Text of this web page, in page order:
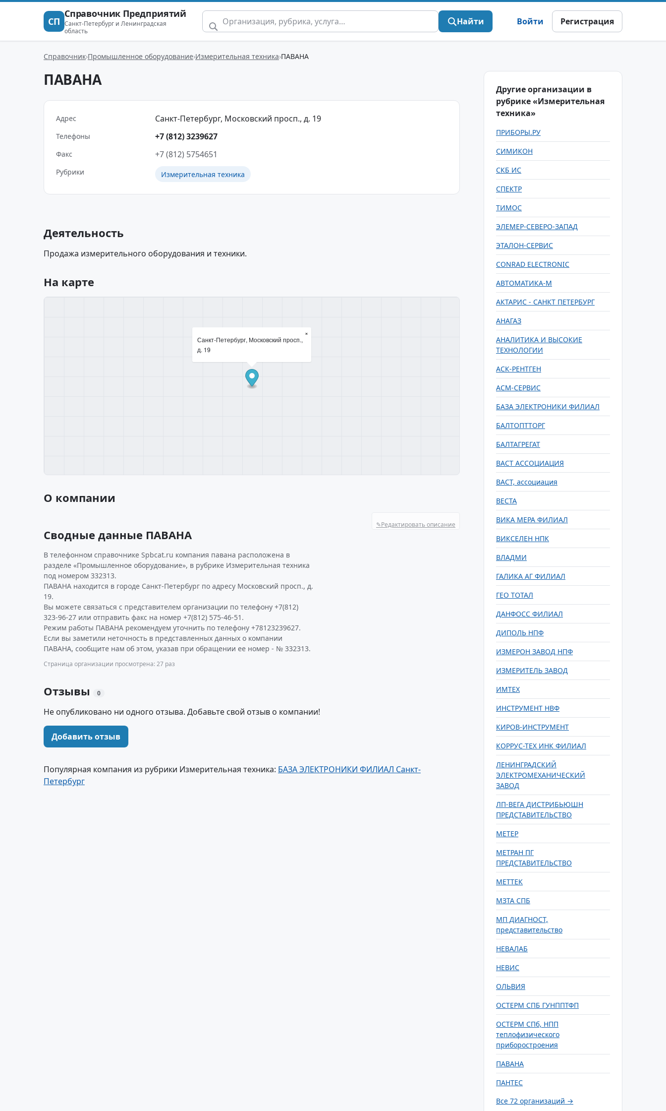
СП
Справочник Предприятий
Санкт-Петербург и Ленинградская
область
Найти Войти Регистрация
Справочник Промышленное оборудование Измерительная техника ПАВАНА
ПАВАНА
Адрес Санкт-Петербург, Московский просп., д. 19
Телефоны +7 (812) 3239627
Факс +7 (812) 5754651
Рубрики Измерительная техника
Деятельность
Продажа измерительного оборудования и техники.
На карте
Санкт-Петербург, Московский просп.,
д. 19
×
О компании
✎Редактировать описание
Сводные данные ПАВАНА
В телефонном справочнике Spbcat.ru компания павана расположена в
разделе «Промышленное оборудование», в рубрике Измерительная техника
под номером 332313.
ПАВАНА находится в городе Санкт-Петербург по адресу Московский просп., д.
19.
Вы можете связаться с представителем организации по телефону +7(812)
323-96-27 или отправить факс на номер +7(812) 575-46-51.
Режим работы ПАВАНА рекомендуем уточнить по телефону +78123239627.
Если вы заметили неточность в представленных данных о компании
ПАВАНА, сообщите нам об этом, указав при обращении ее номер - № 332313.
Страница организации просмотрена: 27 раз
Отзывы 0
Не опубликовано ни одного отзыва. Добавьте свой отзыв о компании!
Добавить отзыв
Популярная компания из рубрики Измерительная техника: БАЗА ЭЛЕКТРОНИКИ ФИЛИАЛ Санкт-
Петербург
Другие организации в
рубрике «Измерительная
техника»
ПРИБОРЫ.РУ
СИМИКОН
СКБ ИС
СПЕКТР
ТИМОС
ЭЛЕМЕР-СЕВЕРО-ЗАПАД
ЭТАЛОН-СЕРВИС
CONRAD ELECTRONIC
АВТОМАТИКА-М
АКТАРИС - САНКТ ПЕТЕРБУРГ
АНАГАЗ
АНАЛИТИКА И ВЫСОКИЕ
ТЕХНОЛОГИИ
АСК-РЕНТГЕН
АСМ-СЕРВИС
БАЗА ЭЛЕКТРОНИКИ ФИЛИАЛ
БАЛТОПТТОРГ
БАЛТАГРЕГАТ
ВАСТ АССОЦИАЦИЯ
ВАСТ, ассоциация
ВЕСТА
ВИКА МЕРА ФИЛИАЛ
ВИКСЕЛЕН НПК
ВЛАДМИ
ГАЛИКА АГ ФИЛИАЛ
ГЕО ТОТАЛ
ДАНФОСС ФИЛИАЛ
ДИПОЛЬ НПФ
ИЗМЕРОН ЗАВОД НПФ
ИЗМЕРИТЕЛЬ ЗАВОД
ИМТЕХ
ИНСТРУМЕНТ НВФ
КИРОВ-ИНСТРУМЕНТ
КОРРУС-ТЕХ ИНК ФИЛИАЛ
ЛЕНИНГРАДСКИЙ
ЭЛЕКТРОМЕХАНИЧЕСКИЙ
ЗАВОД
ЛП-ВЕГА ДИСТРИБЬЮШН
ПРЕДСТАВИТЕЛЬСТВО
МЕТЕР
МЕТРАН ПГ
ПРЕДСТАВИТЕЛЬСТВО
МЕТТЕК
МЗТА СПБ
МП ДИАГНОСТ,
представительство
НЕВАЛАБ
НЕВИС
ОЛЬВИЯ
ОСТЕРМ СПБ ГУНППТФП
ОСТЕРМ СПб, НПП
теплофизического
приборостроения
ПАВАНА
ПАНТЕС
Все 72 организаций →